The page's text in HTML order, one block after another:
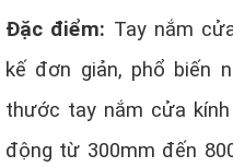
Đặc điểm: Tay nắm
kế đơn giản, phổ biến
thước tay nắm cửa
động từ 300mm đến